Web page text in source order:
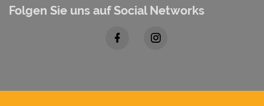
Folgen Sie uns auf Social Networks